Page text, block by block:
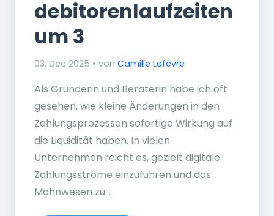
debitorenlaufzeiten
um 3
03. Dec 2025 • von Camille Lefèvre
Als Gründerin und Beraterin habe ich oft
gesehen, wie kleine Änderungen in den
Zahlungsprozessen sofortige Wirkung auf
die Liquidität haben. In vielen
Unternehmen reicht es, gezielt digitale
Zahlungsströme einzuführen und das
Mahnwesen zu...